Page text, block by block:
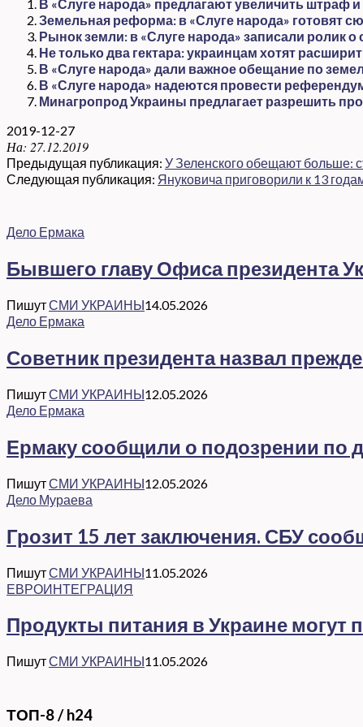
В «Слуге народа» предлагают увеличить штраф
Земельная реформа: в «Слуге народа» готовят
Рынок земли: в «Слуге народа» записали ролик
Не только два гектара: украинцам хотят
В «Слуге народа» дали важное обещание по
В «Слуге народа» надеются провести
Минагропрод Украины предлагает разрешить
2019-12-27
На: 27.12.2019
Предыдущая публикация: У Зеленского обещают больше:
Следующая публикация: Януковича приговорили к 13
Дело Ермака
Бывшего главу Офиса президента
ПишутСМИ УКРАИНЫ14.05.2026
Дело Ермака
Советник президента назвал
ПишутСМИ УКРАИНЫ12.05.2026
Дело Ермака
Ермаку сообщили о подозрении по
ПишутСМИ УКРАИНЫ12.05.2026
Дело Мураева
Грозит 15 лет заключения. СБУ
ПишутСМИ УКРАИНЫ11.05.2026
ЕВРОИНТЕГРАЦИЯ
Продукты питания в Украине могут
ПишутСМИ УКРАИНЫ11.05.2026
ТОП-8 / h24